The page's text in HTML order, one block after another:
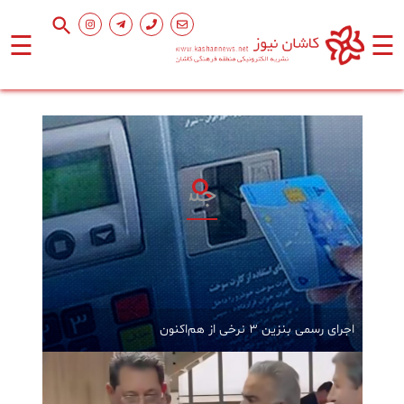
☰ ☰
اصلی
فرهنگ
ورزشی
زیست
اجرای رسمی بنزین ۳ نرخی از هم‌اکنون